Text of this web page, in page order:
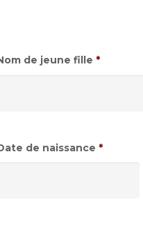
de jeune fille *
de naissance *